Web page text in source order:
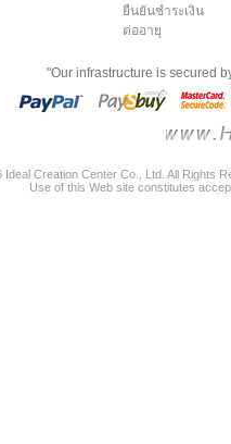
ยืนยันชำระเงิน
ต่ออายุ
"Our infrastructure is secured
Creation Center Co., Ltd. All Rights
Use of this Web site constitutes